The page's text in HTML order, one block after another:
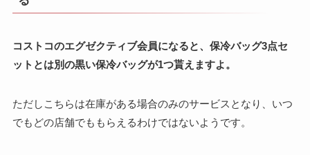
コストコのエグゼクティブ会員になると、保冷バッグ3点セ
ットとは別の黒い保冷バッグが1つ貰えますよ。
ただしこちらは在庫がある場合のみのサービスとなり、いつ
でもどの店舗でももらえるわけではないようです。